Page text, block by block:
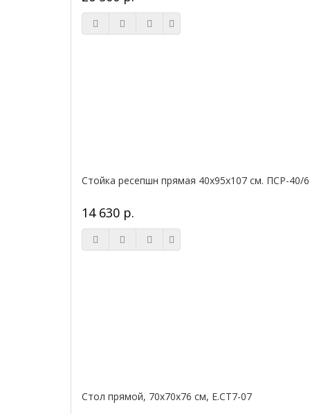
Стойка ресепшн прямая 40х95х107 см. ПСР-40/
14 630 р.
Стол прямой, 70x70x76 см, Е.СТ7-07